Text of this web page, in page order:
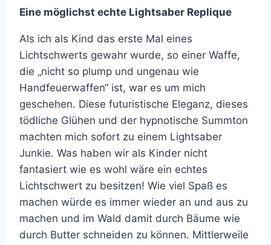
Eine möglichst echte Lightsaber Replique
Als ich als Kind das erste Mal eines
Lichtschwerts gewahr wurde, so einer Waffe,
die „nicht so plump und ungenau wie
Handfeuerwaffen“ ist, war es um mich
geschehen. Diese futuristische Eleganz, dieses
tödliche Glühen und der hypnotische Summton
machten mich sofort zu einem Lightsaber
Junkie. Was haben wir als Kinder nicht
fantasiert wie es wohl wäre ein echtes
Lichtschwert zu besitzen! Wie viel Spaß es
machen würde es immer wieder an und aus zu
machen und im Wald damit durch Bäume wie
durch Butter schneiden zu können. Mittlerweile